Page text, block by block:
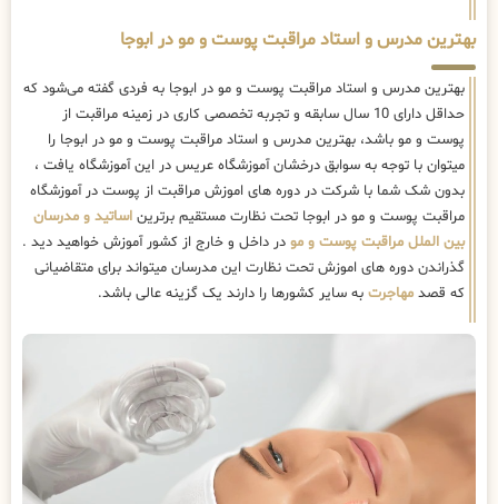
بهترین مدرس و استاد مراقبت پوست و مو در ابوجا
بهترین مدرس و استاد مراقبت پوست و مو در ابوجا به فردی گفته می‌شود که
حداقل دارای 10 سال سابقه و تجربه تخصصی کاری در زمینه مراقبت از
پوست و مو باشد، بهترین مدرس و استاد مراقبت پوست و مو در ابوجا را
میتوان با توجه به سوابق درخشان آموزشگاه عریس در این آموزشگاه یافت ،
بدون شک شما با شرکت در دوره های اموزش مراقبت از پوست در آموزشگاه
مراقبت پوست و مو در ابوجا تحت نظارت مستقیم برترین اساتید و مدرسان
بین الملل مراقبت پوست و مو در داخل و خارج از کشور آموزش خواهید دید .
گذراندن دوره های اموزش تحت نظارت این مدرسان میتواند برای متقاضیانی
که قصد مهاجرت به سایر کشورها را دارند یک گزینه عالی باشد.